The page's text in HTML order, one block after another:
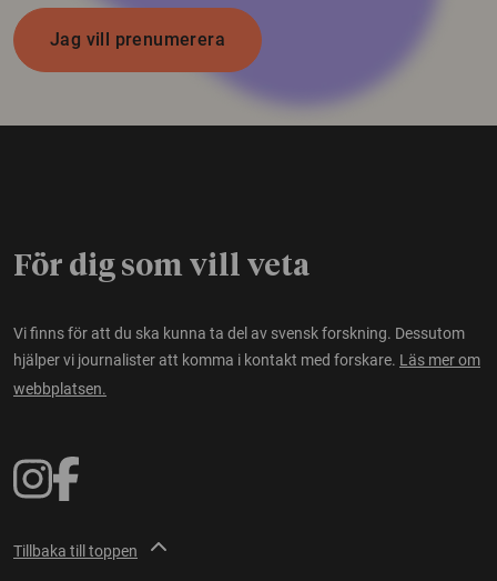
Jag vill prenumerera
För dig som vill veta
Vi finns för att du ska kunna ta del av svensk forskning. Dessutom
hjälper vi journalister att komma i kontakt med forskare. Läs mer om
webbplatsen.
Tillbaka till toppen